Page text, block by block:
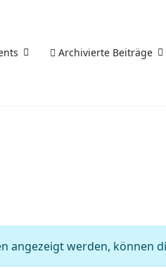
Archivierte Beiträge
angezeigt werden, können